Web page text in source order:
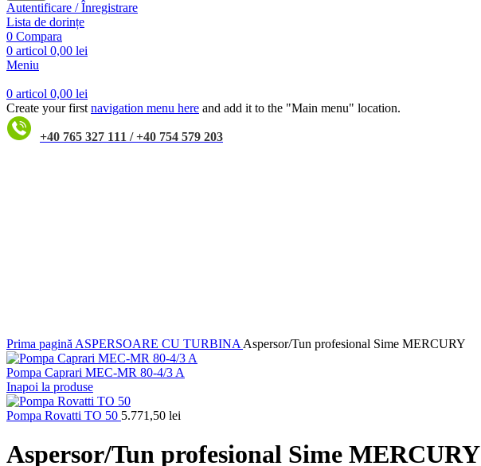
Autentificare / Înregistrare
Lista de dorințe
0 Compara
0 articol 0,00 lei
Meniu
0 articol 0,00 lei
Create your first navigation menu here and add it to the "Main menu" location.
+40 765 327 111 / +40 754 579 203
Prima pagină ASPERSOARE CU TURBINA Aspersor/Tun profesional Sime MERCURY
Pompa Caprari MEC-MR 80-4/3 A
Inapoi la produse
Pompa Rovatti TO 50 5.771,50 lei
Aspersor/Tun profesional Sime MERCURY